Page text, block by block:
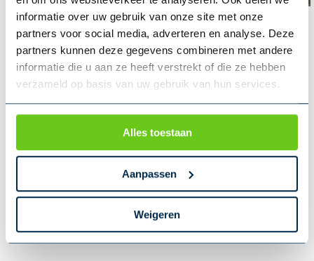
informatie over uw gebruik van onze site met onze
partners voor social media, adverteren en analyse. Deze
partners kunnen deze gegevens combineren met andere
informatie die u aan ze heeft verstrekt of die ze hebben
verzameld op basis van uw gebruik van hun services.
Alles toestaan
Aanpassen
Weigeren
Velen gingen je voor
Klanten
Onze deskundige specialisten